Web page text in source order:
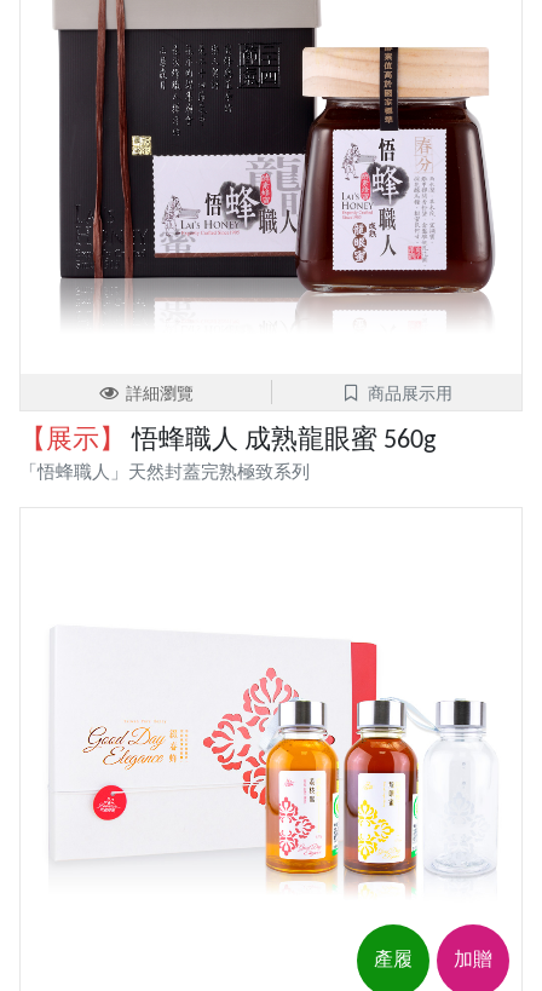
詳細瀏覽 商品展示用
【展示】 悟蜂職人 成熟龍眼蜜 560g
「悟蜂職人」天然封蓋完熟極致系列
加贈
產履